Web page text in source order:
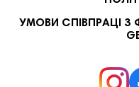
УМОВИ СПІВПРАЦІ З